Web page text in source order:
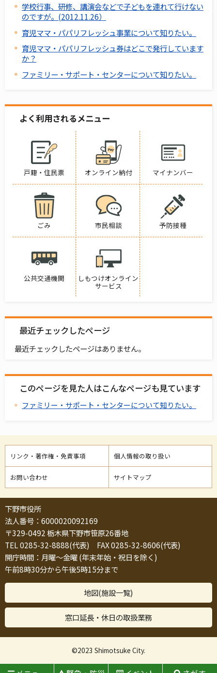
学校行事、研修、講演会などで子どもを連れて行けない
のですが。(2012.11.26）
育児ママ・パパリフレッシュ事業について知りたい。
育児ママ・パパリフレッシュ券はどこで発行しています
か？
ファミリー・サポート・センターについて知りたい。
よく利用されるメニュー
戸籍・住民票 オンライン納付 マイナンバー
ごみ 市民相談 予防接種
公共交通機関
しもつけオンライン
サービス
最近チェックしたページ
最近チェックしたページはありません。
このページを見た人はこんなページも見ています
ファミリー・サポート・センターについて知りたい。
リンク・著作権・免責事項 個人情報の取り扱い
お問い合わせ サイトマップ
下野市役所
法人番号：6000020092169
〒329-0492 栃木県下野市笹原26番地
TEL 0285-32-8888(代表) FAX 0285-32-8606(代表)
開庁時間：月曜～金曜 (年末年始・祝日を除く)
午前8時30分から午後5時15分まで
地図(施設一覧)
窓口延長・休日の取扱業務
©2023 Shimotsuke City.